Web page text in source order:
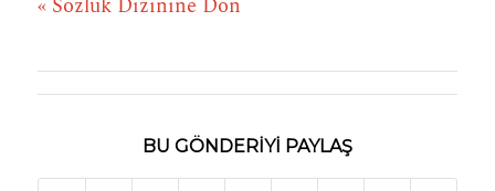
« Sözlük Dizinine Dön
BU GÖNDERIYI PAYLAŞ